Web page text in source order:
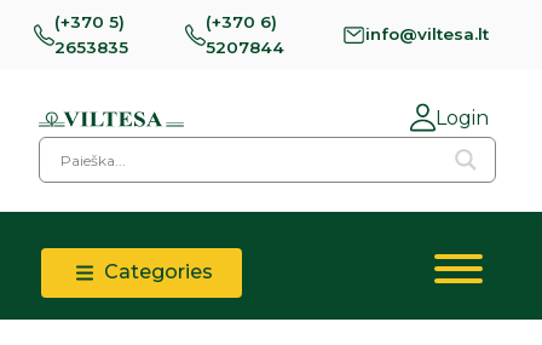
(+370 5)
2653835
(+370 6)
5207844
info@viltesa.lt
Login
Categories